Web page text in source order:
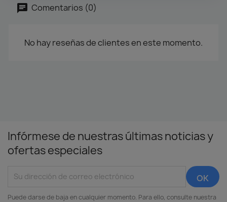
Comentarios (0)
No hay reseñas de clientes en este momento.
Infórmese de nuestras últimas noticias y
ofertas especiales
Puede darse de baja en cualquier momento. Para ello, consulte nuestra